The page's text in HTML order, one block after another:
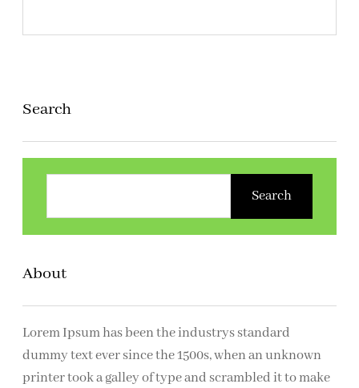
Search
k
n
Search
About
Lorem Ipsum has been the industrys standard
dummy text ever since the 1500s, when an unknown
printer took a galley of type and scrambled it to make